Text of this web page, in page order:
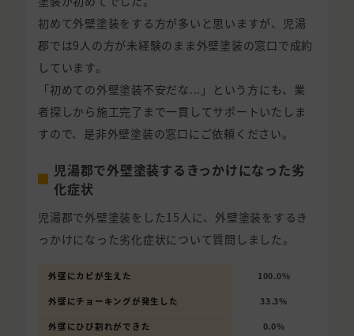
初めて外壁塗装をする方が多いと思いますが、児湯
郡では9人の方が未経験のまま外壁塗装の窓口で成約
しています。
「初めての外壁塗装不安だな...」という方にも、業
者探しから施工完了まで一貫してサポートいたしま
すので、是非外壁塗装の窓口にご依頼ください。
児湯郡で外壁塗装するきっかけになった劣
化症状
児湯郡で外壁塗装をした15人に、外壁塗装をするき
っかけになった劣化症状について質問しました。
外壁にカビが生えた 100.0%
外壁にチョーキングが発生した 33.3%
外壁にひび割れができた 0.0%